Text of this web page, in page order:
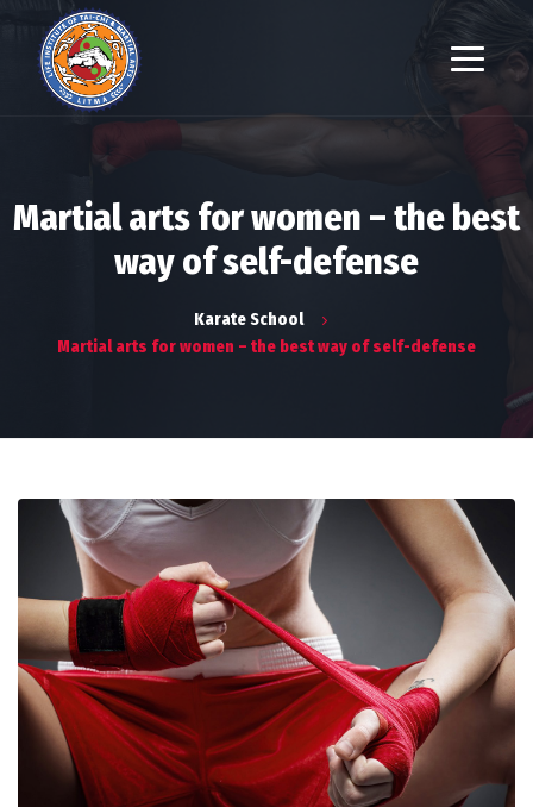
Martial arts for women – the best
way of self-defense
Karate School
Martial arts for women – the best way of self-defense